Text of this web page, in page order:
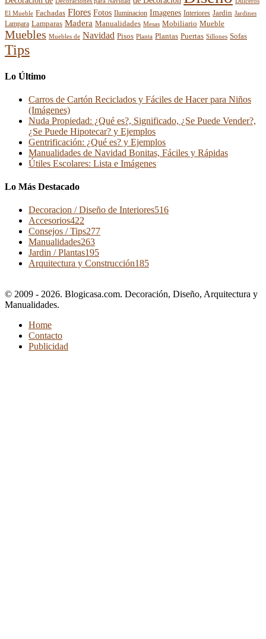
El Mueble Fachadas Flores Fotos Iluminacion Imagenes Interiores Jardin Jardines
Lampara Lamparas Madera Manualidades Mesas Mobiliario Mueble
Muebles Muebles de Navidad Pisos Planta Plantas Puertas Sillones Sofas
Tips
Lo Último
Carros de Cartón Reciclados y Fáciles de Hacer para Niños
(Imágenes)
Nuda Propiedad: ¿Qué es?, Significado, ¿Se Puede Vender?,
¿Se Puede Hipotecar? y Ejemplos
Gentrificación: ¿Qué es? y Ejemplos
Manualidades de Navidad Bonitas, Fáciles y Rápidas
Útiles Escolares: Lista e Imágenes
Lo Más Destacado
Decoracion / Diseño de Interiores516
Accesorios422
Consejos / Tips277
Manualidades263
Jardin / Plantas195
Arquitectura y Construcción185
© 2009 - 2026. Blogicasa.com. Decoración, Diseño, Arquitectura y
Manualidades.
Home
Contacto
Publicidad